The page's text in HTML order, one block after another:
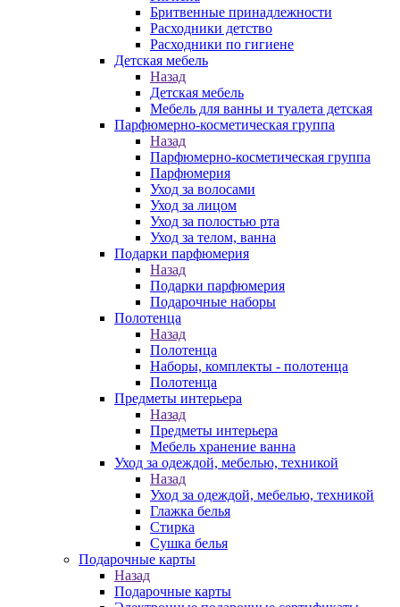
Бритвенные принадлежности
Расходники детство
Расходники по гигиене
Детская мебель
Назад
Детская мебель
Мебель для ванны и туалета детская
Парфюмерно-косметическая группа
Назад
Парфюмерно-косметическая группа
Парфюмерия
Уход за волосами
Уход за лицом
Уход за полостью рта
Уход за телом, ванна
Подарки парфюмерия
Назад
Подарки парфюмерия
Подарочные наборы
Полотенца
Назад
Полотенца
Наборы, комплекты - полотенца
Полотенца
Предметы интерьера
Назад
Предметы интерьера
Мебель хранение ванна
Уход за одеждой, мебелью, техникой
Назад
Уход за одеждой, мебелью, техникой
Глажка белья
Стирка
Сушка белья
Подарочные карты
Назад
Подарочные карты